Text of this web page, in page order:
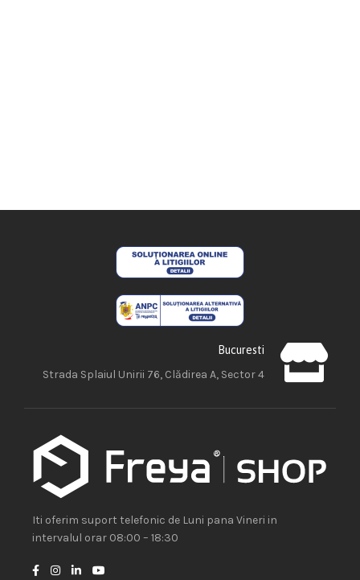
Bucuresti
Strada Splaiul Unirii 76, Clădirea A, Sector 4
Iti oferim suport telefonic de Luni pana Vineri in
intervalul orar 08:00 – 18:30